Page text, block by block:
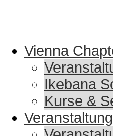
Vienna
Ikebana
Kurse &